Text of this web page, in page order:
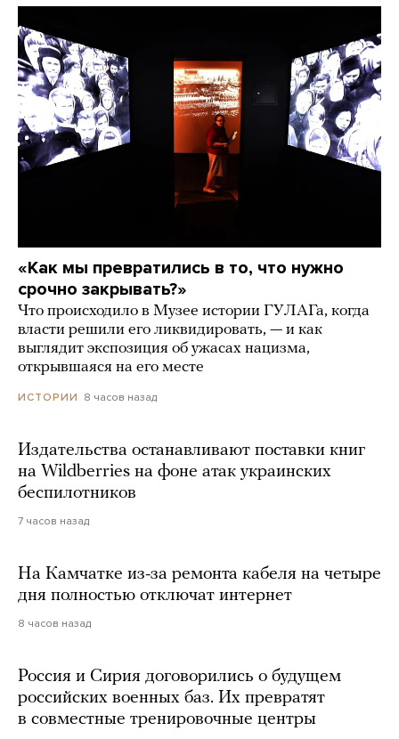
«Как мы превратились в то, что нужно
срочно закрывать?»
Что происходило в Музее истории ГУЛАГа, когда
власти решили его ликвидировать, — и как
выглядит экспозиция об ужасах нацизма,
открывшаяся на его месте
ИСТОРИИ 8 часов назад
Издательства останавливают поставки книг
на Wildberries на фоне атак украинских
беспилотников
7 часов назад
На Камчатке из-за ремонта кабеля на четыре
дня полностью отключат интернет
8 часов назад
Россия и Сирия договорились о будущем
российских военных баз. Их превратят
в совместные тренировочные центры